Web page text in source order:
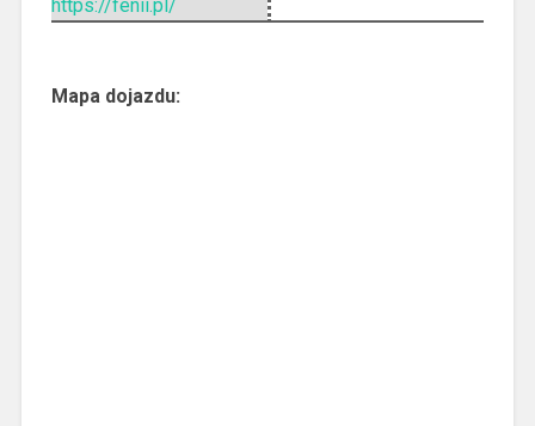
https://fenii.pl/
Mapa dojazdu: